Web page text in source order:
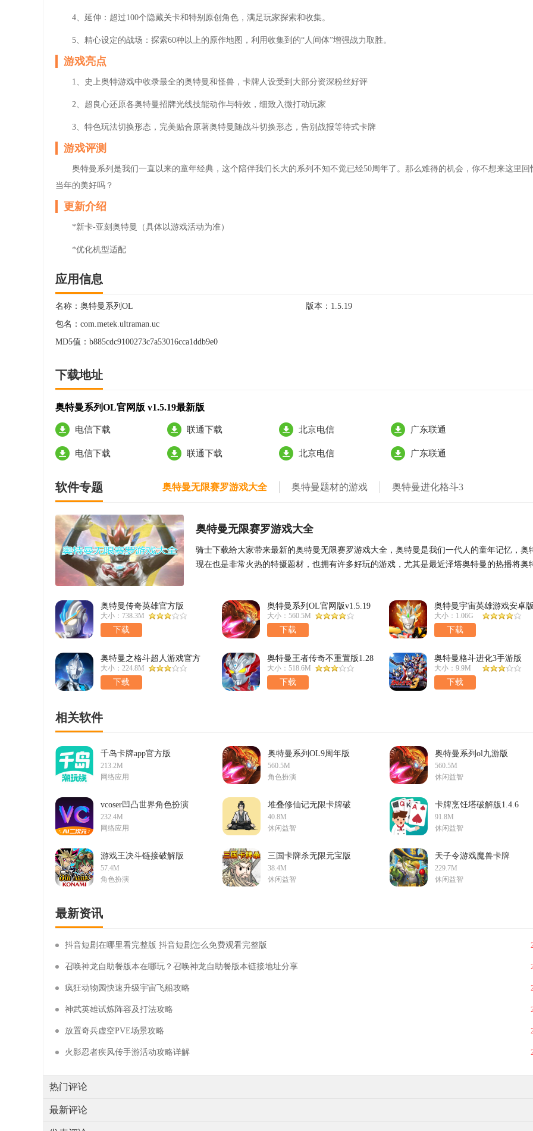
4、延伸：超过100个隐藏关卡和特别原创角色，满足玩家探索和收集。
5、精心设定的战场：探索60种以上的原作地图，利用收集到的“人间体”增强战力取胜。
游戏亮点
1、史上奥特游戏中收录最全的奥特曼和怪兽，卡牌人设受到大部分资深粉丝好评
2、超良心还原各奥特曼招牌光线技能动作与特效，细致入微打动玩家
3、特色玩法切换形态，完美贴合原著奥特曼随战斗切换形态，告别战报等待式卡牌
游戏评测
奥特曼系列是我们一直以来的童年经典，这个陪伴我们长大的系列不知不觉已经50周年了。那么难得的机会，你不想来这里回
当年的美好吗？
更新介绍
*新卡-亚刻奥特曼（具体以游戏活动为准）
*优化机型适配
应用信息
名称： 奥特曼系列OL 版本： 1.5.19
包名： com.metek.ultraman.uc
MD5值： b885cdc9100273c7a53016cca1ddb9e0
下载地址
奥特曼系列OL官网版 v1.5.19最新版
电信下载 联通下载 北京电信 广东联通
电信下载 联通下载 北京电信 广东联通
软件专题 奥特曼无限赛罗游戏大全 奥特曼题材的游戏 奥特曼进化格斗3
奥特曼无限赛罗游戏大全
骑士下载给大家带来最新的奥特曼无限赛罗游戏大全，奥特曼是我们一代人的童年记忆，奥
现在也是非常火热的特摄题材，也拥有许多好玩的游戏，尤其是最近泽塔奥特曼的热播将奥
奥特曼传奇英雄官方版
v27.1.0最新版
大小：738.3M
下载
奥特曼系列OL官网版v1.5.19
最新版
大小：560.5M
下载
奥特曼宇宙英雄游戏安卓
正版16.0.0传奇版
大小：1.06G
下载
奥特曼之格斗超人游戏官方
版v9.1.0最新版
大小：224.8M
下载
奥特曼王者传奇不重置版1.28
最新版
大小：518.6M
下载
奥特曼格斗进化3手游版
v1.1.13安卓版
大小：9.9M
下载
相关软件
千岛卡牌app官方版
v6.19.0安卓版
213.2M
网络应用
奥特曼系列OL9周年版
v1.5.19官方版
560.5M
角色扮演
奥特曼系列ol九游版
1.5.19安卓版
560.5M
休闲益智
vcoser凹凸世界角色扮演
游戏最新版v2.8.4官方版
232.4M
网络应用
堆叠修仙记无限卡牌破
解版v1.2.0安卓版
40.8M
休闲益智
卡牌烹饪塔破解版1.4.6
安卓版
91.8M
休闲益智
游戏王决斗链接破解版
免费内购(Duel
Links)vv6.5.0国际服
57.4M
角色扮演
三国卡牌杀无限元宝版
v1.0最新版
38.4M
休闲益智
天子令游戏魔兽卡牌
v1.0手机版
229.7M
休闲益智
最新资讯
抖音短剧在哪里看完整版 抖音短剧怎么免费观看完整版
召唤神龙自助餐版本在哪玩？召唤神龙自助餐版本链接地址分享
疯狂动物园快速升级宇宙飞船攻略
神武英雄试炼阵容及打法攻略
放置奇兵虚空PVE场景攻略
火影忍者疾风传手游活动攻略详解
热门评论
最新评论